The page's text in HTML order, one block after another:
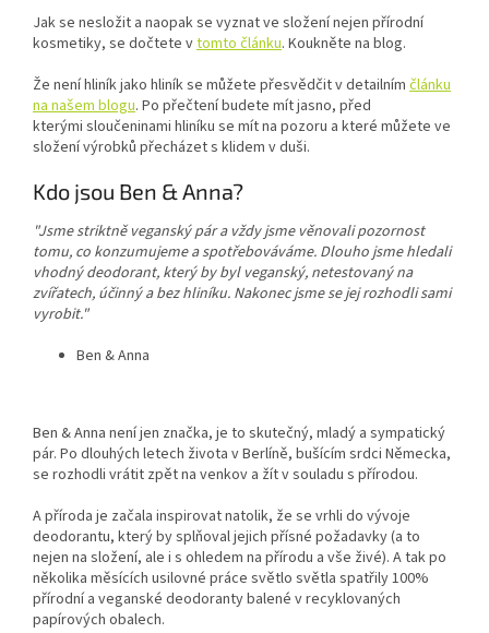
Jak se nesložit a naopak se vyznat ve složení nejen přírodní
kosmetiky, se dočtete vtomto článku. Koukněte na blog.
Že není hliník jako hliník se můžete přesvědčit v detailním článku
na našem blogu. Po přečtení budete mít jasno, před
kterými sloučeninami hliníku se mít na pozoru a které můžete ve
složení výrobků přecházet s klidem v duši.
Kdo jsou Ben & Anna?
"Jsme striktně veganský pár a vždy jsme věnovali pozornost
tomu, co konzumujeme a spotřebováváme. Dlouho jsme hledali
vhodný deodorant, který by byl veganský, netestovaný na
zvířatech, účinný a bez hliníku. Nakonec jsme se jej rozhodli sami
vyrobit."
Ben & Anna
Ben & Anna není jen značka, je to skutečný, mladý a sympatický
pár. Po dlouhých letech života v Berlíně, bušícím srdci Německa,
se rozhodli vrátit zpět na venkov a žít v souladu s přírodou.
A příroda je začala inspirovat natolik, že se vrhli do vývoje
deodorantu, který by splňoval jejich přísné požadavky (a to
nejen na složení, ale i s ohledem na přírodu a vše živé). A tak po
několika měsících usilovné práce světlo světla spatřily 100%
přírodní a veganské deodoranty balené v recyklovaných
papírových obalech.